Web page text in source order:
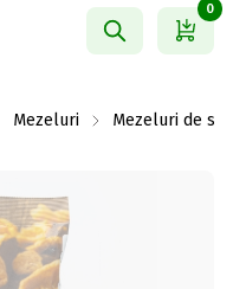
0
Mezeluri Mezeluri de